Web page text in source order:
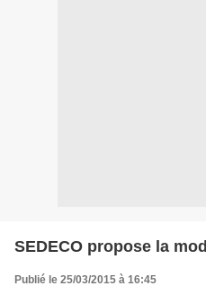
SEDECO propose la
Publié le 25/03/2015 à 16:45